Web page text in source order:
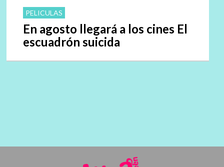
PELICULAS
En agosto llegará a los cines El
escuadrón suicida